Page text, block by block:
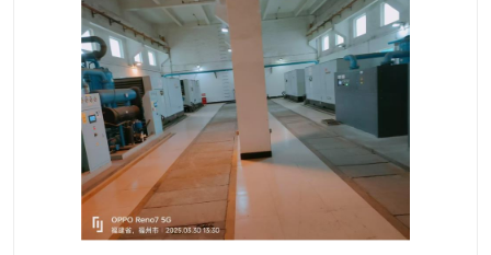
中车鼓风机 闽台富源特种陶瓷
美国寿力空压机零部件 英格索兰离心机空滤芯
英格索兰COOPER离心机 库伯卡麦隆离心机零件
微电脑控制器 离心式压缩机高速转子组
复盛离心机零件 中冷耐高温气侧密封胶垫